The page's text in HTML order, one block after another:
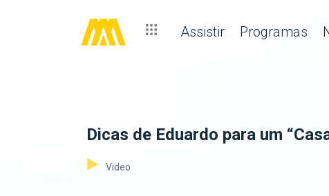
Assistir Programas
Dicas de Eduardo para um
Video